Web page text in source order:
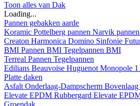
Toon alles van Dak
Loading...
Pannen gebakken aarde
Koramic Pottelberg pannen Narvik pannen
Creaton Harmonica Domino Sinfonie
BMI Pannen BMI Tegelpannen BMI
Terreal Pannen Tegelpannen
Edilians Beauvoise Huguenot Monopole
Platte daken
Asfalt Onderlaag-Dampscherm Bovenlaag
Elevate EPDM Rubbergard Elevate
Groendak